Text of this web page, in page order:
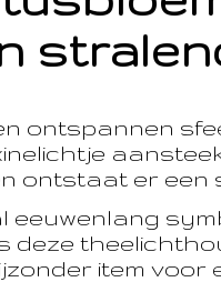
ontspannen
ontstaat er een
eeuwenlang
deze
item voor